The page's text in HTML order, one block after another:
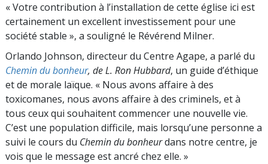
« Votre contribution à l’installation de cette église ici est
certainement un excellent investissement pour une
société stable », a souligné le Révérend Milner.
Orlando Johnson, directeur du Centre Agape, a parlé du
Chemin du bonheur, de L. Ron Hubbard, un guide d’éthique
et de morale laïque. « Nous avons affaire à des
toxicomanes, nous avons affaire à des criminels, et à
tous ceux qui souhaitent commencer une nouvelle vie.
C’est une population difficile, mais lorsqu’une personne a
suivi le cours du Chemin du bonheurdans notre centre, je
vois que le message est ancré chez elle. »